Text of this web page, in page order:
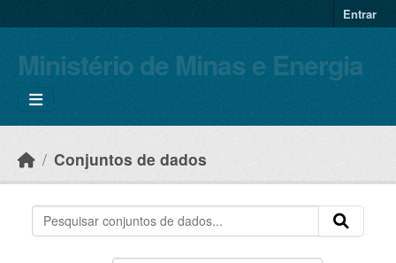
Entrar
Ministério de Minas e Energia
Conjuntos de dados